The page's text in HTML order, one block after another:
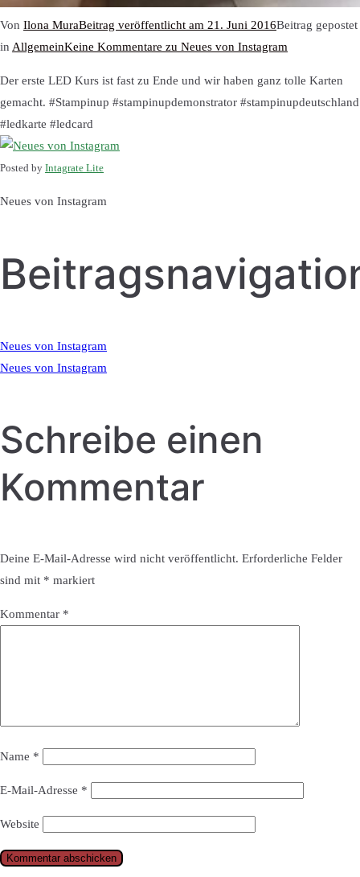
Von Ilona MuraBeitrag veröffentlicht am 21. Juni 2016Beitrag gepostet
in AllgemeinKeine Kommentare zu Neues von Instagram
Der erste LED Kurs ist fast zu Ende und wir haben ganz tolle Karten
gemacht. #Stampinup #stampinupdemonstrator #stampinupdeutschland
#ledkarte #ledcard
Posted by Intagrate Lite
Neues von Instagram
Neues von Instagram
Neues von Instagram
Schreibe einen
Kommentar
Deine E-Mail-Adresse wird nicht veröffentlicht. Erforderliche Felder
sind mit * markiert
Kommentar *
Name *
E-Mail-Adresse *
Website